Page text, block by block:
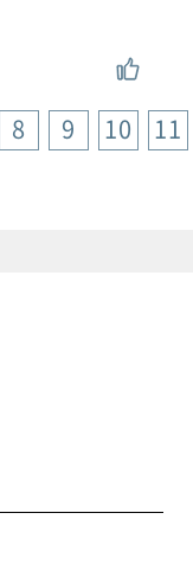
8 9 10
11